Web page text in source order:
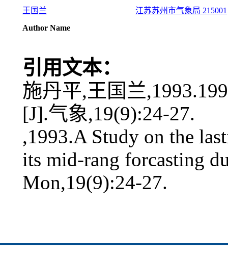
王国兰
江苏苏州市气象局 215001
Author Name
引用文本：
施丹平,王国兰
[J].气象,19(9):24-27.
,1993.A Study on the
its mid-rang forcasting
Mon,19(9):24-27.